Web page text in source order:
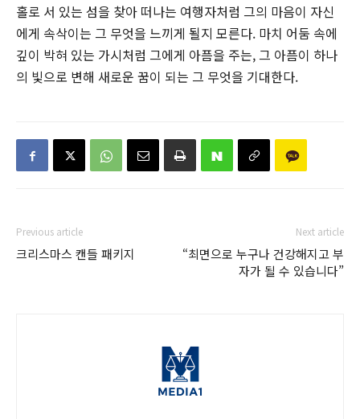
홀로 서 있는 섬을 찾아 떠나는 여행자처럼 그의 마음이 자신
에게 속삭이는 그 무엇을 느끼게 될지 모른다. 마치 어둠 속에
깊이 박혀 있는 가시처럼 그에게 아픔을 주는, 그 아픔이 하나
의 빛으로 변해 새로운 꿈이 되는 그 무엇을 기대한다.
Previous article
크리스마스 캔들 패키지
Next article
“최면으로 누구나 건강해지고 부
자가 될 수 있습니다”